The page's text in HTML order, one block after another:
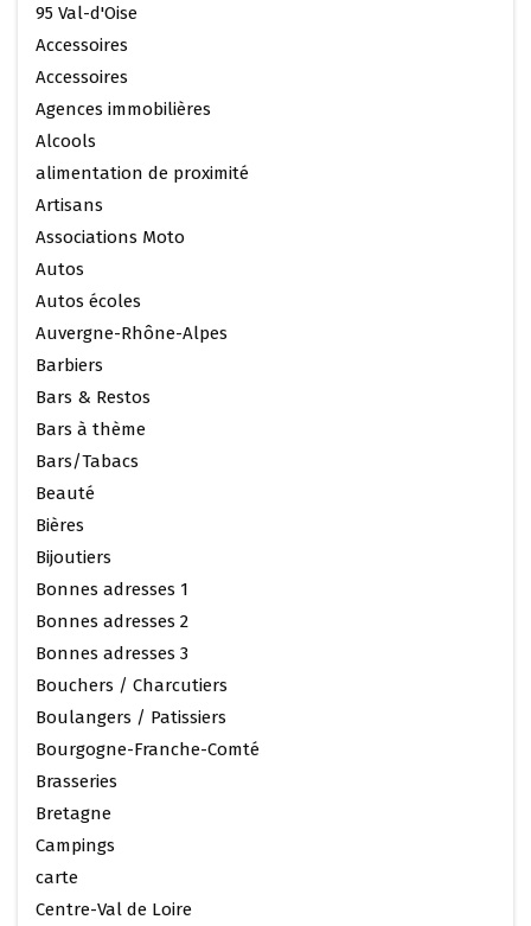
95 Val-d'Oise
Accessoires
Accessoires
Agences immobilières
Alcools
alimentation de proximité
Artisans
Associations Moto
Autos
Autos écoles
Auvergne-Rhône-Alpes
Barbiers
Bars & Restos
Bars à thème
Bars/Tabacs
Beauté
Bières
Bijoutiers
Bonnes adresses 1
Bonnes adresses 2
Bonnes adresses 3
Bouchers / Charcutiers
Boulangers / Patissiers
Bourgogne-Franche-Comté
Brasseries
Bretagne
Campings
carte
Centre-Val de Loire